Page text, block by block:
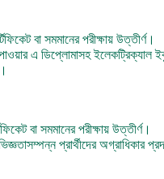
বা সমমানের পরীক্ষায় উত্তীর্ণ।
এ ডিপ্লোমাসহ ইলেকট্রিক্যাল
বা সমমানের পরীক্ষায় উত্তীর্ণ।
প্রার্থীদের অগ্রাধিকার